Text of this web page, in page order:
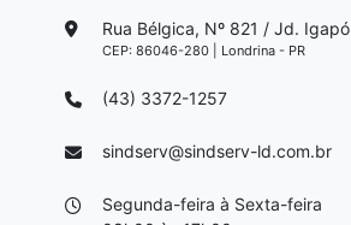
Rua Bélgica, Nº 821 / Jd. Igapó
CEP: 86046-280 | Londrina - PR
(43) 3372-1257
sindserv@sindserv-ld.com.br
Segunda-feira à Sexta-feira